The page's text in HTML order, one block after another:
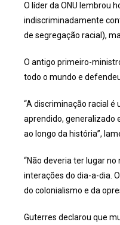
O líder da ONU lembrou
indiscriminadamente
de segregação racial),
O antigo primeiro-
todo o mundo e
“A discriminação racial
aprendido, generalizado
ao longo da história”,
“Não deveria ter lugar
interações do dia-a-dia.
do colonialismo e da
Guterres declarou que